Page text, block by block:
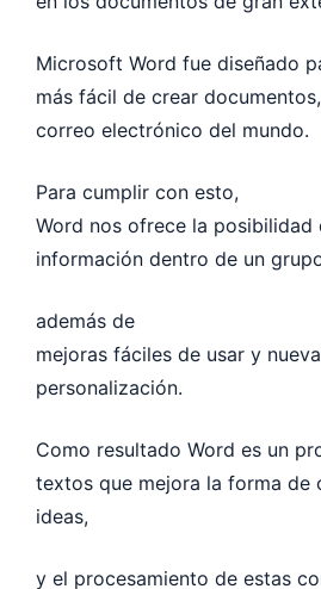
Microsoft Word fue diseñado
más fácil de crear
correo electrónico del mundo.
Para cumplir con esto,
Word nos ofrece la
información dentro de un
además de
mejoras fáciles de usar y
personalización.
Como resultado Word es un
textos que mejora la forma de
ideas,
y el procesamiento de estas